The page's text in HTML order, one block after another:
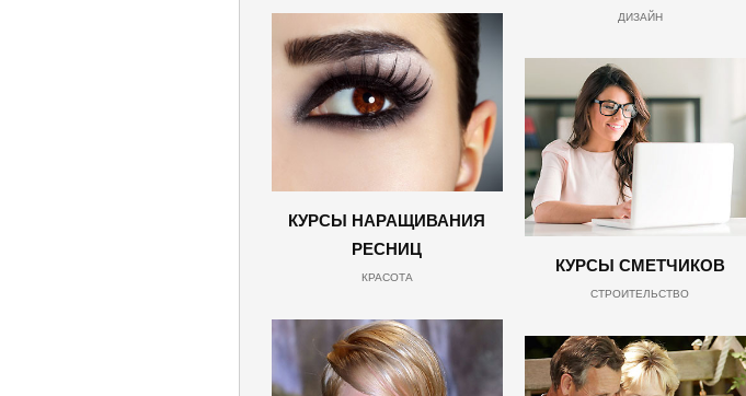
ДИЗАЙН
КУРСЫ НАРАЩИВАНИЯ
РЕСНИЦ
КРАСОТА
КУРСЫ СМЕТЧИКОВ
СТРОИТЕЛЬСТВО